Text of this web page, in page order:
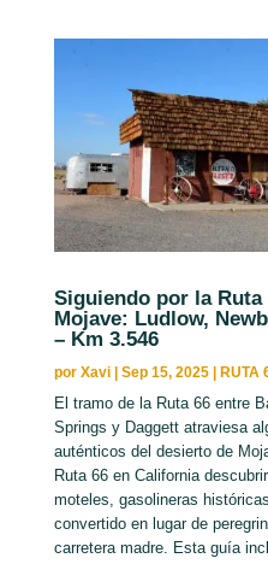
Siguiendo por la
Mojave: Ludlow,
– Km 3.546
por Xavi| Sep 15, 2025| RUTA
El tramo de la Ruta 66 entre
Springs y Daggett atraviesa
auténticos del desierto de
Ruta 66 en California
moteles, gasolineras
convertido en lugar de
carretera madre. Esta guía